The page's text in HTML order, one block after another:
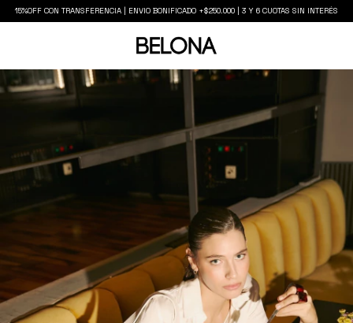
15%OFF CON TRANSFERENCIA | ENVIO BONIFICADO +$250.000 | 3 Y 6 CUOTAS SIN INTERÉS